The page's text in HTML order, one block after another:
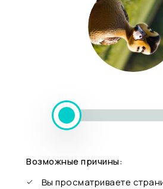
Возможные причины:
Вы просматриваете